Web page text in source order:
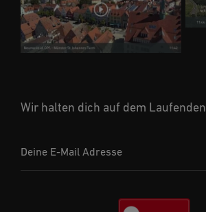
Wir halten dich auf dem Laufenden
Deine E-Mail Adresse